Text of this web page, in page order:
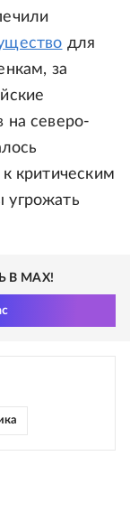
для
за
на северо-
критическим
угрожать
В MAX!